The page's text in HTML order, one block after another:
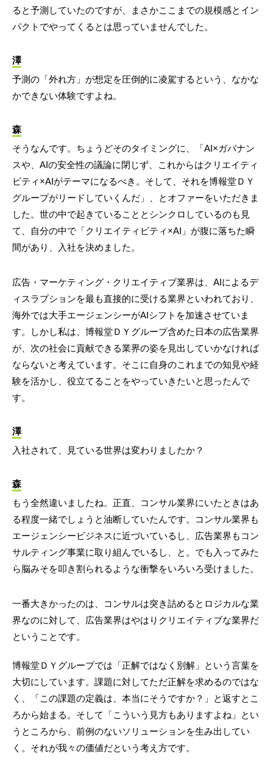
ると予測していたのですが、まさかここまでの規模感とイン
パクトでやってくるとは思っていませんでした。
澤
予測の「外れ方」が想定を圧倒的に凌駕するという、なかな
かできない体験ですよね。
森
そうなんです。ちょうどそのタイミングに、「AI×ガバナン
スや、AIの安全性の議論に閉じず、これからはクリエイティ
ビティ×AIがテーマになるべき。そして、それを博報堂ＤＹ
グループがリードしていくんだ」、とオファーをいただきま
した。世の中で起きていることとシンクロしているのも見
て、自分の中で「クリエイティビティ×AI」が腹に落ちた瞬
間があり、入社を決めました。
広告・マーケティング・クリエイティブ業界は、AIによるデ
ィスラプションを最も直接的に受ける業界といわれており、
海外では大手エージェンシーがAIシフトを加速させていま
す。しかし私は、博報堂ＤＹグループ含めた日本の広告業界
が、次の社会に貢献できる業界の姿を見出していかなければ
ならないと考えています。そこに自身のこれまでの知見や経
験を活かし、役立てることをやっていきたいと思ったんで
す。
澤
入社されて、見ている世界は変わりましたか？
森
もう全然違いましたね。正直、コンサル業界にいたときはあ
る程度一緒でしょうと油断していたんです。コンサル業界も
エージェンシービジネスに近づいているし、広告業界もコン
サルティング事業に取り組んでいるし、と。でも入ってみた
ら脳みそを叩き割られるような衝撃をいろいろ受けました。
一番大きかったのは、コンサルは突き詰めるとロジカルな業
界なのに対して、広告業界はやはりクリエイティブな業界だ
ということです。
博報堂ＤＹグループでは「正解ではなく別解」という言葉を
大切にしています。課題に対してただ正解を求めるのではな
く、「この課題の定義は、本当にそうですか？」と返すとこ
ろから始まる。そして「こういう見方もありますよね」とい
うところから、前例のないソリューションを生み出してい
く。それが我々の価値だという考え方です。